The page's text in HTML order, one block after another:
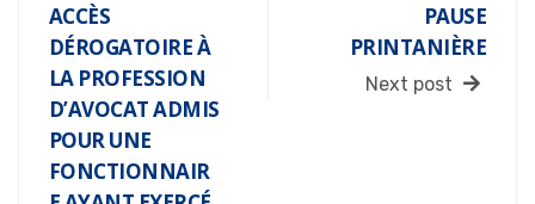
ACCÈS
DÉROGATOIRE À
LA PROFESSION
D’AVOCAT ADMIS
POUR UNE
FONCTIONNAIR
PAUSE
PRINTANIÈRE
Next post